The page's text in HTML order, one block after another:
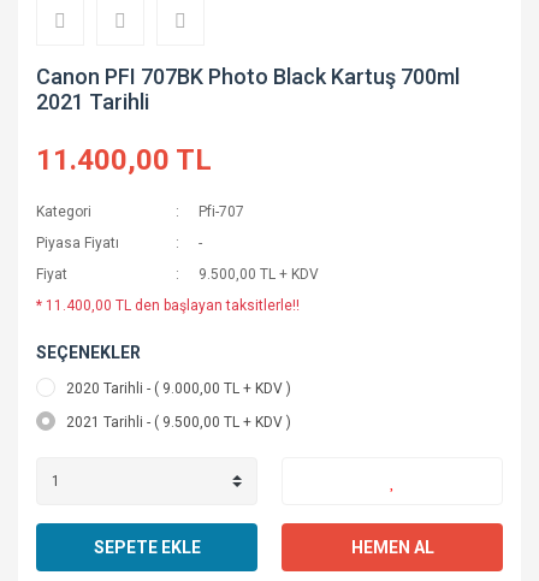
Canon PFI 707BK Photo Black Kartuş 700ml
2021 Tarihli
11.400,00 TL
Kategori
Pfi-707
Piyasa Fiyatı
-
Fiyat
9.500,00 TL + KDV
* 11.400,00 TL den başlayan taksitlerle!!
SEÇENEKLER
2020 Tarihli - ( 9.000,00 TL + KDV )
2021 Tarihli - ( 9.500,00 TL + KDV )
SEPETE EKLE HEMEN AL
Pfi-340
Pfi-703
Pfi-706
Pfi-707
Pfi-2700
Pfi-710
Atık Kutusu
Baskı Kafaları